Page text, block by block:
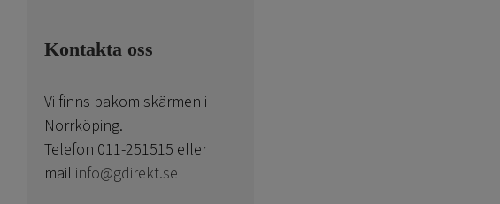
Kontakta oss
Vi finns bakom skärmen i
Norrköping.
Telefon 011-251515 eller
mail info@gdirekt.se